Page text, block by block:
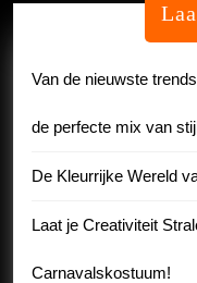
Van de nieuwste
de perfecte mix van
De Kleurrijke Wereld
Laat je Creativiteit
Carnavalskostuum!